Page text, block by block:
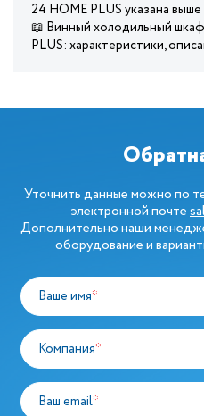
24 HOME PLUS указана
📖 Винный холодильный
PLUS: характеристики,
Уточнить данные можно по
электронной почте
Дополнительно наши
оборудование и
Ваше имя*
Компания*
Ваш email*